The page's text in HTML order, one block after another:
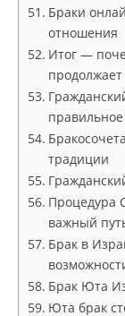
Браки
отношения
Итог —
традиции
Процедура
важный
Брак в
Брак Юта
Юта брак